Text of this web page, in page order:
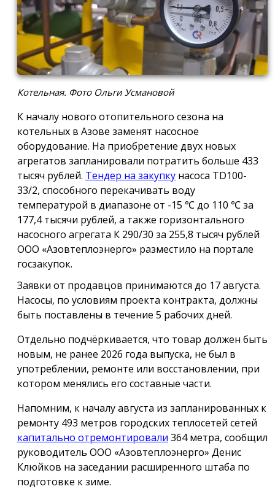
Котельная. Фото Ольги Усмановой
К началу нового отопительного сезона на
котельных в Азове заменят насосное
оборудование. На приобретение двух новых
агрегатов запланировали потратить больше 433
тысяч рублей. Тендер на закупку насоса TD100-
33/2, способного перекачивать воду
температурой в диапазоне от -15 ℃ до 110 ℃ за
177,4 тысячи рублей, а также горизонтального
насосного агрегата К 290/30 за 255,8 тысяч рублей
ООО «Азовтеплоэнерго» разместило на портале
госзакупок.
Заявки от продавцов принимаются до 17 августа.
Насосы, по условиям проекта контракта, должны
быть поставлены в течение 5 рабочих дней.
Отдельно подчёркивается, что товар должен быть
новым, не ранее 2026 года выпуска, не был в
употреблении, ремонте или восстановлении, при
котором менялись его составные части.
Напомним, к началу августа из запланированных к
ремонту 493 метров городских теплосетей сетей
капитально отремонтировали 364 метра, сообщил
руководитель ООО «Азовтеплоэнерго» Денис
Клюйков на заседании расширенного штаба по
подготовке к зиме.